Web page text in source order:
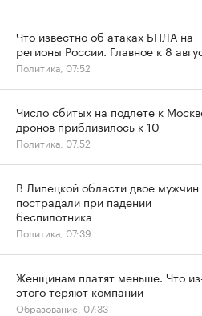
Что известно об атаках БПЛА на
регионы России. Главное к 8
Политика, 07:52
Число сбитых на подлете к
дронов приблизилось к 10
Политика, 07:52
В Липецкой области двое мужчин
пострадали при падении
беспилотника
Политика, 07:39
Женщинам платят меньше. Что
этого теряют компании
Образование, 07:33